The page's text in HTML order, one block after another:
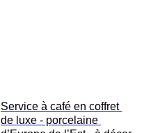
Service à café en coffret
de luxe - porcelaine